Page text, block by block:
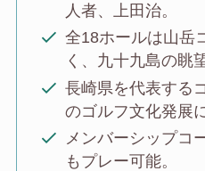
人者、上田治。
全18ホールは山岳
く、九十九島の眺
長崎県を代表する
のゴルフ文化発展
メンバーシップコ
もプレー可能。